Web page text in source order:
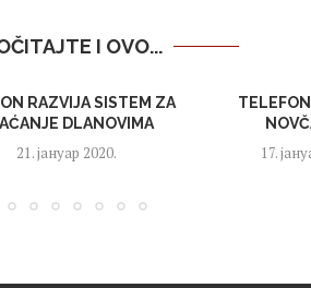
I OVO...
RAZVIJA SISTEM ZA
DLANOVIMA
21. јануар 2020. 17.